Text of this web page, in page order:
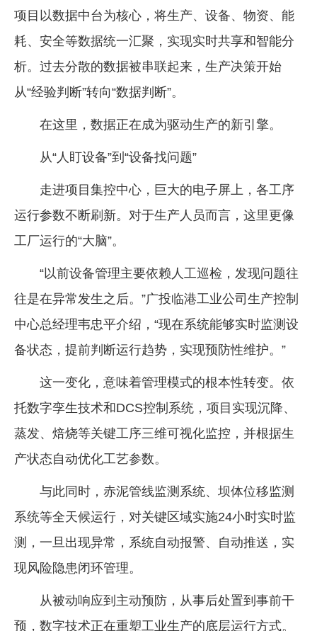
项目以数据中台为核心，将生产、设备、物资、能
耗、安全等数据统一汇聚，实现实时共享和智能分
析。过去分散的数据被串联起来，生产决策开始
从“经验判断”转向“数据判断”。
在这里，数据正在成为驱动生产的新引擎。
从“人盯设备”到“设备找问题”
走进项目集控中心，巨大的电子屏上，各工序
运行参数不断刷新。对于生产人员而言，这里更像
工厂运行的“大脑”。
“以前设备管理主要依赖人工巡检，发现问题往
往是在异常发生之后。”广投临港工业公司生产控制
中心总经理韦忠平介绍，“现在系统能够实时监测设
备状态，提前判断运行趋势，实现预防性维护。”
这一变化，意味着管理模式的根本性转变。依
托数字孪生技术和DCS控制系统，项目实现沉降、
蒸发、焙烧等关键工序三维可视化监控，并根据生
产状态自动优化工艺参数。
与此同时，赤泥管线监测系统、坝体位移监测
系统等全天候运行，对关键区域实施24小时实时监
测，一旦出现异常，系统自动报警、自动推送，实
现风险隐患闭环管理。
从被动响应到主动预防，从事后处置到事前干
预，数字技术正在重塑工业生产的底层运行方式。